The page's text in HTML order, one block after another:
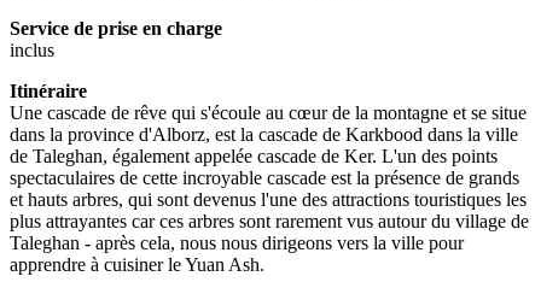
Service de prise en charge
inclus
Itinéraire
Une cascade de rêve qui s'écoule au cœur de la montagne et se situe
dans la province d'Alborz, est la cascade de Karkbood dans la ville
de Taleghan, également appelée cascade de Ker. L'un des points
spectaculaires de cette incroyable cascade est la présence de grands
et hauts arbres, qui sont devenus l'une des attractions touristiques les
plus attrayantes car ces arbres sont rarement vus autour du village de
Taleghan - après cela, nous nous dirigeons vers la ville pour
apprendre à cuisiner le Yuan Ash.